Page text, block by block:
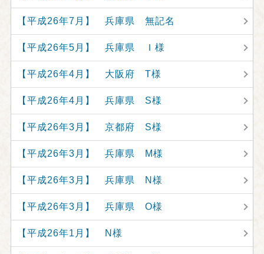
【平成26年7月】 兵庫県 無記名
【平成26年5月】 兵庫県 Ｉ様
【平成26年4月】 大阪府 T様
【平成26年4月】 兵庫県 S様
【平成26年3月】 京都府 S様
【平成26年3月】 兵庫県 M様
【平成26年3月】 兵庫県 N様
【平成26年3月】 兵庫県 O様
【平成26年1月】 N様